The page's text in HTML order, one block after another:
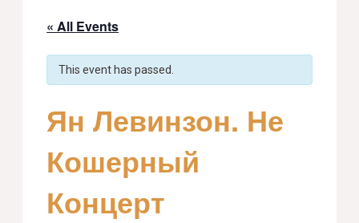
« All Events
This event has passed.
Ян Левинзон. Не
Кошерный
Концерт